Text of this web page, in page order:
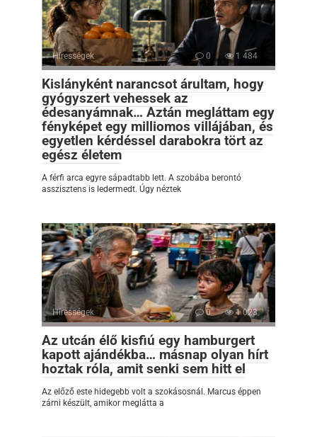
Hírességek 0 1 484
Kislányként narancsot árultam, hogy
gyógyszert vehessek az
édesanyámnak… Aztán megláttam egy
fényképet egy milliomos villájában, és
egyetlen kérdéssel darabokra tört az
egész életem
A férfi arca egyre sápadtabb lett. A szobába berontó
asszisztens is ledermedt. Úgy néztek
Hírességek 0 1 023
Az utcán élő kisfiú egy hamburgert
kapott ajándékba… másnap olyan hírt
hoztak róla, amit senki sem hitt el
Az előző este hidegebb volt a szokásosnál. Marcus éppen
zárni készült, amikor meglátta a